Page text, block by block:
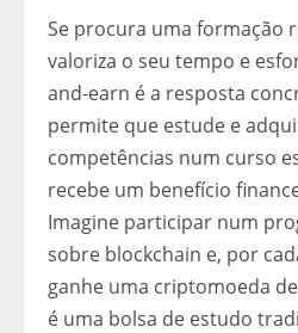
Se procura uma formação
valoriza o seu tempo e
and-earn é a resposta
permite que estude e
competências num curso
recebe um benefício
Imagine participar num
sobre blockchain e, por
ganhe uma criptomoeda
é uma bolsa de estudo